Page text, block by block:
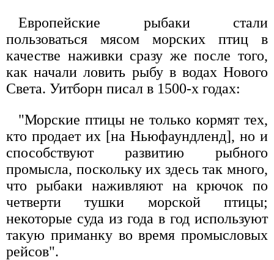
Европейские рыбаки стали
пользоваться мясом морских птиц в
качестве наживки сразу же после того,
как начали ловить рыбу в водах Нового
Света. Уитборн писал в 1500-х годах:
"Морские птицы не только кормят тех,
кто продает их [на Ньюфаундленд], но и
способствуют развитию рыбного
промысла, поскольку их здесь так много,
что рыбаки наживляют на крючок по
четверти тушки морской птицы;
некоторые суда из года в год используют
такую приманку во время промысловых
рейсов".